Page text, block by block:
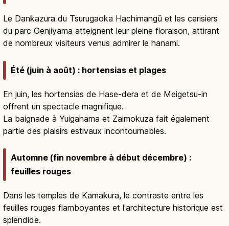
Le Dankazura du Tsurugaoka Hachimangū et les cerisiers
du parc Genjiyama atteignent leur pleine floraison, attirant
de nombreux visiteurs venus admirer le hanami.
Été (juin à août) : hortensias et plages
En juin, les hortensias de Hase-dera et de Meigetsu-in
offrent un spectacle magnifique.
La baignade à Yuigahama et Zaimokuza fait également
partie des plaisirs estivaux incontournables.
Automne (fin novembre à début décembre) :
feuilles rouges
Dans les temples de Kamakura, le contraste entre les
feuilles rouges flamboyantes et l'architecture historique est
splendide.